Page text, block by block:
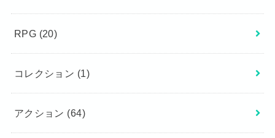
RPG (20)
コレクション (1)
アクション (64)